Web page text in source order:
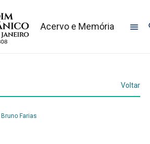
Acervo e Memória
Voltar
Bruno Farias